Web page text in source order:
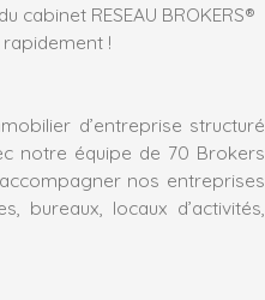
cabinet RESEAU BROKERS®
!
d’entreprise structuré
notre équipe de 70 Brokers
nos entreprises
bureaux, locaux d’activités,